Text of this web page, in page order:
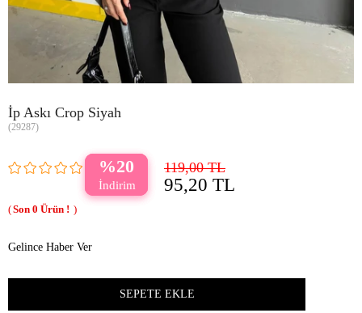
İp Askı Crop Siyah
(29287)
20 119,00 TL
95,20 TL
0
Gelince Haber Ver